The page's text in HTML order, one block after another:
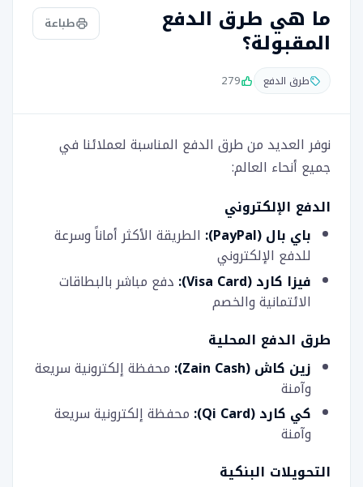
ما هي طرق الدفع
المقبولة؟
طباعة
طرق الدفع 279
نوفر العديد من طرق الدفع المناسبة لعملائنا في
جميع أنحاء العالم:
الدفع الإلكتروني
باي بال (PayPal):
الطريقة الأكثر أماناً وسرعة
للدفع الإلكتروني
فيزا كارد (Visa Card):
دفع مباشر بالبطاقات
الائتمانية والخصم
طرق الدفع المحلية
زين كاش (Zain Cash):
محفظة إلكترونية سريعة
وآمنة
كي كارد (Qi Card):
محفظة إلكترونية سريعة
وآمنة
التحويلات البنكية